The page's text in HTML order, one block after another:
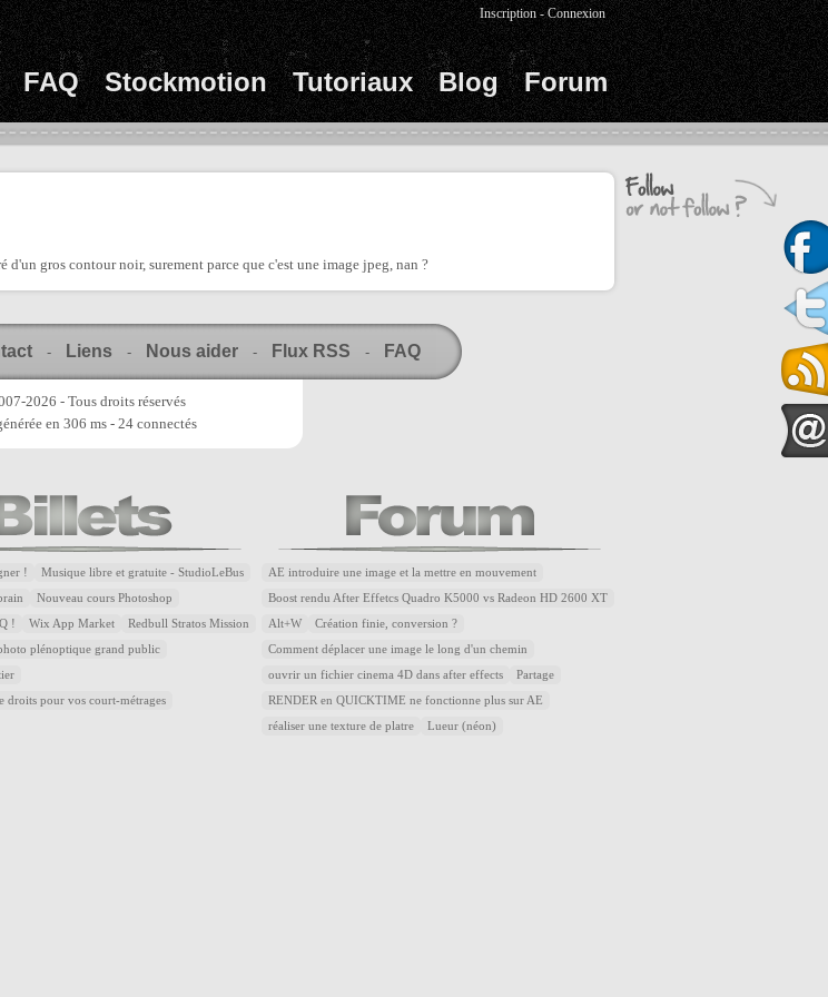
FAQ Stockmotion Tutoriaux Blog Forum
Inscription -Connexion
d'un gros contour noir, surement parce que c'est une image jpeg, nan ?
- Liens - Nous aider - Flux RSS - FAQ
2026 - Tous droits réservés
en 306 ms - 24 connectés
! Musique libre et gratuite - StudioLeBus
Nouveau cours Photoshop
! Wix App Market Redbull Stratos Mission
plénoptique grand public
droits pour vos court-métrages
AE introduire une image et la mettre en mouvement
Boost rendu After Effetcs Quadro K5000 vs Radeon HD 2600 XT
Alt+W Création finie, conversion ?
Comment déplacer une image le long d'un chemin
ouvrir un fichier cinema 4D dans after effects Partage
RENDER en QUICKTIME ne fonctionne plus sur AE
réaliser une texture de platre Lueur (néon)